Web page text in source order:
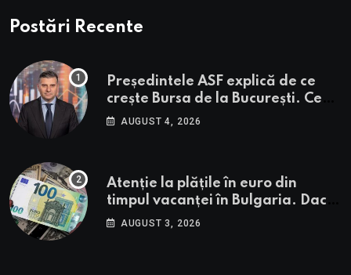
Postări Recente
Președintele ASF explică de ce
crește Bursa de la București. Ce
urmează pentru BVB potrivit lui
AUGUST 4, 2026
Atenție la plățile în euro din
timpul vacanței în Bulgaria. Dacă
în România cele mai falsificate
AUGUST 3, 2026